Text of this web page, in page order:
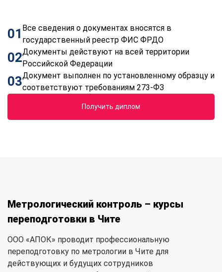
01 Все сведения о документах вносятся в
государственный реестр ФИС ФРДО
02Документы действуют на всей территории
Российской Федерации
03Документ выполнен по установленному образцу и
соответствуют требованиям 273-ФЗ
Получить диплом
Метрологический контроль – курсы
переподготовки в Чите
ООО «АПОК» проводит профессиональную
переподготовку по метрологии в Чите для
действующих и будущих сотрудников